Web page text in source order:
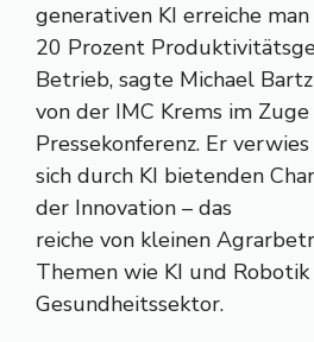
generativen KI erreiche man
20 Prozent
Betrieb, sagte Michael Bartz
von der IMC Krems im
Pressekonferenz. Er
sich durch KI bietenden
der Innovation – das
reiche von kleinen
Themen wie KI und
Gesundheitssektor.